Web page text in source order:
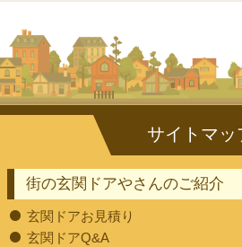
街の玄関ドアやさんのご紹介
玄関ドアお見積り
玄関ドアQ&A